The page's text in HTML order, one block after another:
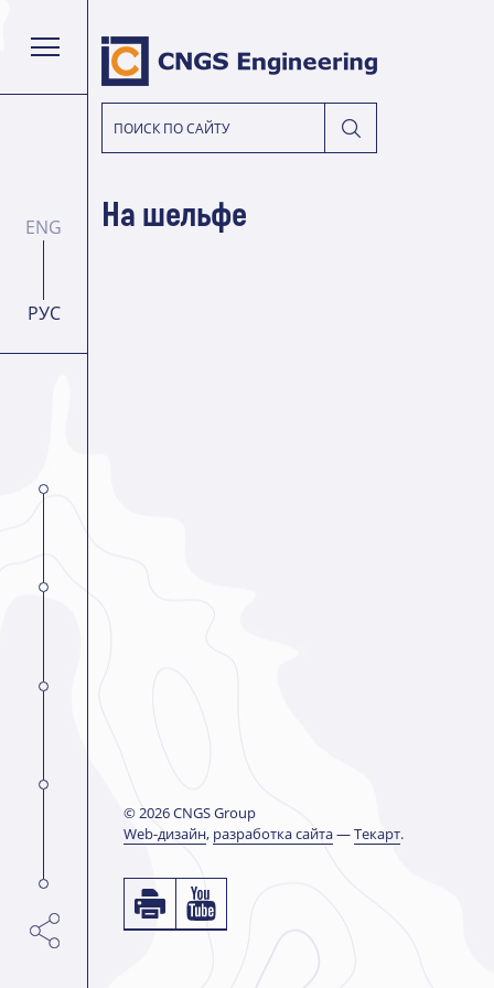
ENG
РУС
На шельфе
© 2026 CNGS Group
Web-дизайн, разработка сайта—Текарт.